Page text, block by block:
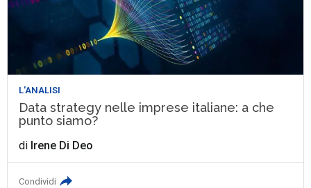
L'ANALISI
Data strategy nelle imprese italiane: a che
punto siamo?
di Irene Di Deo
Condividi